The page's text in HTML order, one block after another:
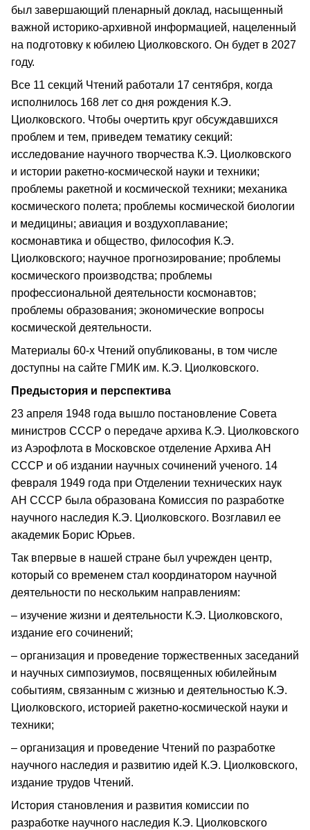
был завершающий пленарный доклад, насыщенный
важной историко-архивной информацией, нацеленный
на подготовку к юбилею Циолковского. Он будет в 2027
году.
Все 11 секций Чтений работали 17 сентября, когда
исполнилось 168 лет со дня рождения К.Э.
Циолковского. Чтобы очертить круг обсуждавшихся
проблем и тем, приведем тематику секций:
исследование научного творчества К.Э. Циолковского
и истории ракетно-космической науки и техники;
проблемы ракетной и космической техники; механика
космического полета; проблемы космической биологии
и медицины; авиация и воздухоплавание;
космонавтика и общество, философия К.Э.
Циолковского; научное прогнозирование; проблемы
космического производства; проблемы
профессиональной деятельности космонавтов;
проблемы образования; экономические вопросы
космической деятельности.
Материалы 60-х Чтений опубликованы, в том числе
доступны на сайте ГМИК им. К.Э. Циолковского.
Предыстория и перспектива
23 апреля 1948 года вышло постановление Совета
министров СССР о передаче архива К.Э. Циолковского
из Аэрофлота в Московское отделение Архива АН
СССР и об издании научных сочинений ученого. 14
февраля 1949 года при Отделении технических наук
АН СССР была образована Комиссия по разработке
научного наследия К.Э. Циолковского. Возглавил ее
академик Борис Юрьев.
Так впервые в нашей стране был учрежден центр,
который со временем стал координатором научной
деятельности по нескольким направлениям:
– изучение жизни и деятельности К.Э. Циолковского,
издание его сочинений;
– организация и проведение торжественных заседаний
и научных симпозиумов, посвященных юбилейным
событиям, связанным с жизнью и деятельностью К.Э.
Циолковского, историей ракетно-космической науки и
техники;
– организация и проведение Чтений по разработке
научного наследия и развитию идей К.Э. Циолковского,
издание трудов Чтений.
История становления и развития комиссии по
разработке научного наследия К.Э. Циолковского